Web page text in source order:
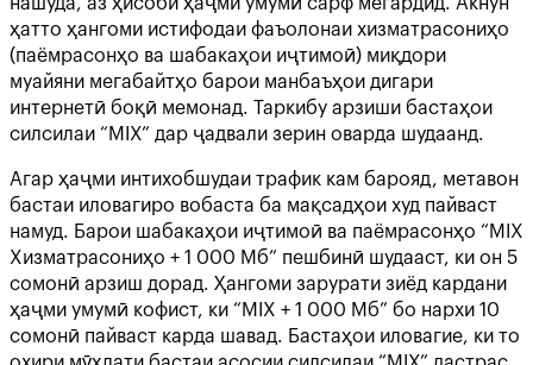
ҳатто ҳангоми истифодаи фаъолонаи хизматрасониҳо
(паёмрасонҳо ва шабакаҳои иҷтимоӣ) миқдори
муайяни мегабайтҳо барои манбаъҳои дигари
интернетӣ боқӣ мемонад. Таркибу арзиши бастаҳои
силсилаи “MIX” дар ҷадвали зерин оварда шудаанд.
Агар ҳаҷми интихобшудаи трафик кам барояд, метавон
бастаи иловагиро вобаста ба мақсадҳои худ пайваст
намуд. Барои шабакаҳои иҷтимоӣ ва паёмрасонҳо “MIX
Хизматрасониҳо + 1 000 Мб” пешбинӣ шудааст, ки он 5
сомонӣ арзиш дорад. Ҳангоми зарурати зиёд кардани
ҳаҷми умумӣ кофист, ки “MIX + 1 000 Мб” бо нархи 10
сомонӣ пайваст карда шавад. Бастаҳои иловагие, ки то